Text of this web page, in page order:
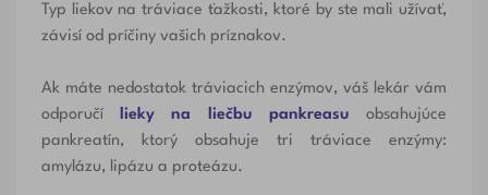
Typ liekov na tráviace ťažkosti, ktoré by ste mali užívať,
závisí od príčiny vašich príznakov.
Ak máte nedostatok tráviacich enzýmov, váš lekár vám
odporučí
lieky na liečbu pankreasu obsahujúce
pankreatín, ktorý obsahuje tri tráviace enzýmy:
amylázu, lipázu a proteázu.